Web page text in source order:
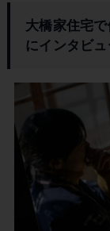
大橋家住宅
にインタビュ